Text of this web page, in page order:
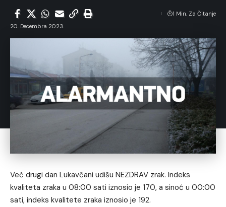
20. Decembra 2023.
1 Min. Za Čitanje
Već drugi dan Lukavčani udišu NEZDRAV zrak. Indeks
kvaliteta zraka u 08:00 sati iznosio je 170, a sinoć u 00:00
sati, indeks kvalitete zraka iznosio je 192.